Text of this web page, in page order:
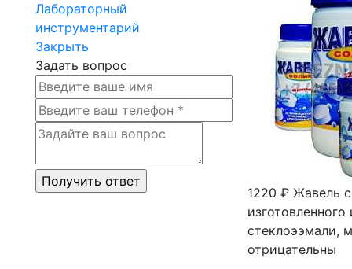
Лабораторный
инструментарий
Закрыть
Задать вопрос
1220 ₽ Жавель
стеклоээмали,
отрицательны